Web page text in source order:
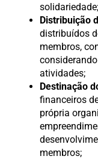
solidariedade;
Distribuição
distribuídos
membros,
atividades;
Destinação
financeiros
própria
membros;